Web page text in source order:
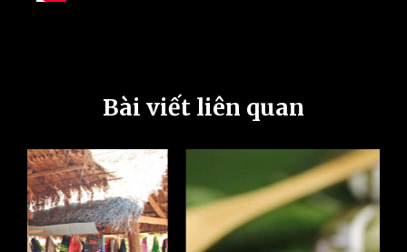
Bài viết liên quan